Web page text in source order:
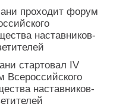
проходит форум
наставников-
стартовал IV
Всероссийского
наставников-